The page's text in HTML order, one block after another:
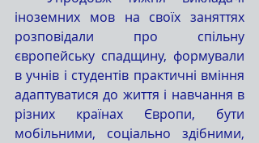
іноземних мов на своїх заняттях
розповідали про спільну
європейську спадщину, формували
в учнів і студентів практичні вміння
адаптуватися до життя і навчання в
різних країнах Європи, бути
мобільними, соціально здібними,